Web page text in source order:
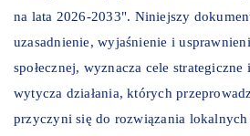
na lata 2026-2033". Niniejszy
uzasadnienie, wyjaśnienie i
społecznej, wyznacza cele
wytycza działania, których
przyczyni się do rozwiązania